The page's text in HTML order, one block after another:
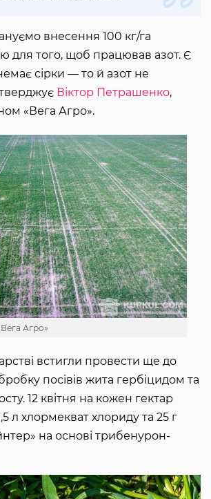
внесення 100 кг/га
для того, щоб працював азот. Є
сірки ― то й азот не
Віктор Петрашенко,
«Вега Агро».
Агро»
встигли провести ще до
посівів жита гербіцидом та
12 квітня на кожен гектар
л хлормекват хлориду та 25 г
на основі трибенурон-